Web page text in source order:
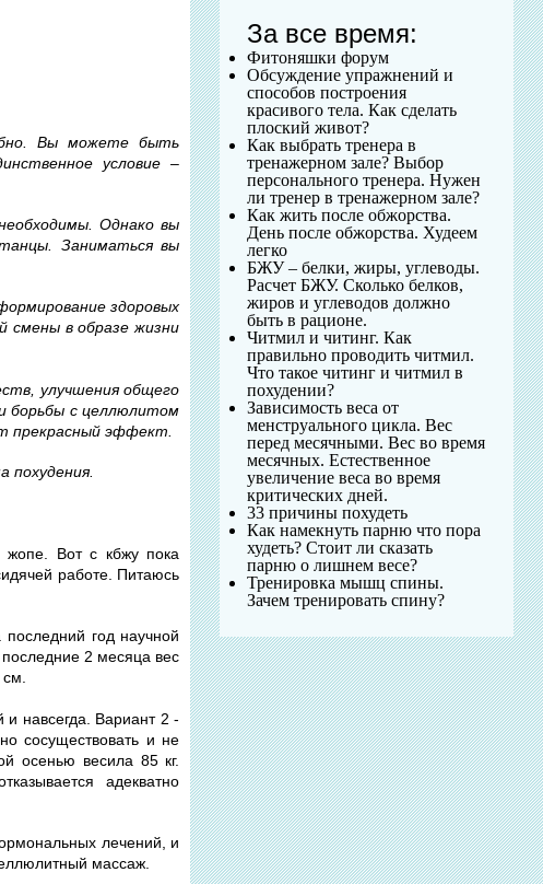
Вы можете быть
условие –
Однако вы
Заниматься вы
здоровых
смены в образе жизни
улучшения общего
и борьбы с целлюлитом
прекрасный эффект.
похудения.
Вот с кбжу пока
работе. Питаюсь
год научной
2 месяца вес
см.
и навсегда. Вариант 2 -
сосуществовать и не
осенью весила 85 кг.
адекватно
лечений, и
массаж.
За все время:
Фитоняшки форум
Обсуждение упражнений и
способов построения
красивого тела. Как сделать
плоский живот?
Как выбрать тренера в
тренажерном зале? Выбор
персонального тренера. Нужен
ли тренер в тренажерном зале?
Как жить после обжорства.
День после обжорства. Худеем
легко
БЖУ – белки, жиры, углеводы.
Расчет БЖУ. Сколько белков,
жиров и углеводов должно
быть в рационе.
Читмил и читинг. Как
правильно проводить читмил.
Что такое читинг и читмил в
похудении?
Зависимость веса от
менструального цикла. Вес
перед месячными. Вес во время
месячных. Естественное
увеличение веса во время
критических дней.
33 причины похудеть
Как намекнуть парню что пора
худеть? Стоит ли сказать
парню о лишнем весе?
Тренировка мышц спины.
Зачем тренировать спину?